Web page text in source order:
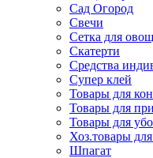
Сад Огород
Свечи
Сетка для
Скатерти
Средства
Супер клей
Товары для
Товары для
Товары для
Хоз.товары
Шпагат